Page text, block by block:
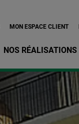
MON ESPACE CLIENT
NOS RÉALISATIONS